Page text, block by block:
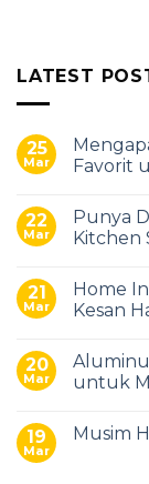
LATEST
25
Mar
Favorit
22
Mar
Punya
Kitchen
21
Mar
Home
Kesan
20
Mar
untuk
19
Mar
Musim